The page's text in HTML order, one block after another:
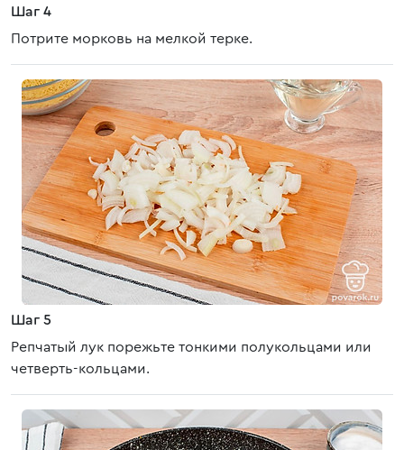
Шаг 4
Потрите морковь на мелкой терке.
Шаг 5
Репчатый лук порежьте тонкими полукольцами или
четверть-кольцами.